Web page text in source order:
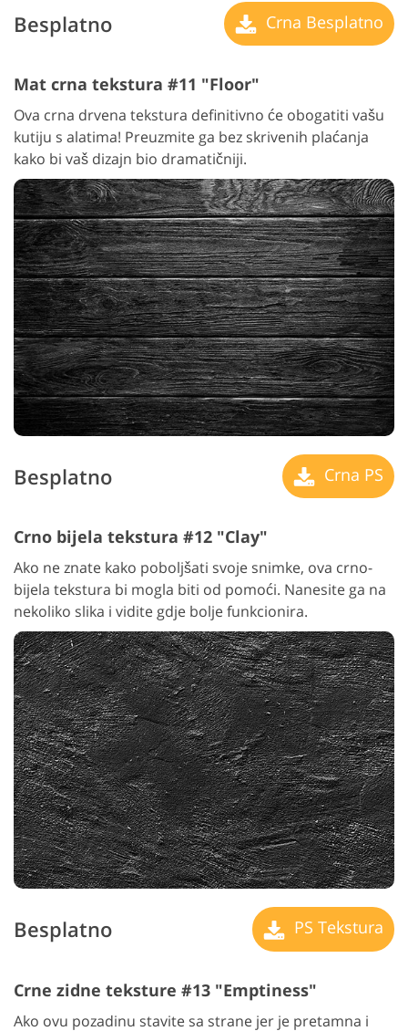
Besplatno Crna Besplatno
Mat crna tekstura #11 "Floor"
Ova crna drvena tekstura definitivno će obogatiti vašu
kutiju s alatima! Preuzmite ga bez skrivenih plaćanja
kako bi vaš dizajn bio dramatičniji.
Besplatno Crna PS
Crno bijela tekstura #12 "Clay"
Ako ne znate kako poboljšati svoje snimke, ova crno-
bijela tekstura bi mogla biti od pomoći. Nanesite ga na
nekoliko slika i vidite gdje bolje funkcionira.
Besplatno PS Tekstura
Crne zidne teksture #13 "Emptiness"
Ako ovu pozadinu stavite sa strane jer je pretamna i